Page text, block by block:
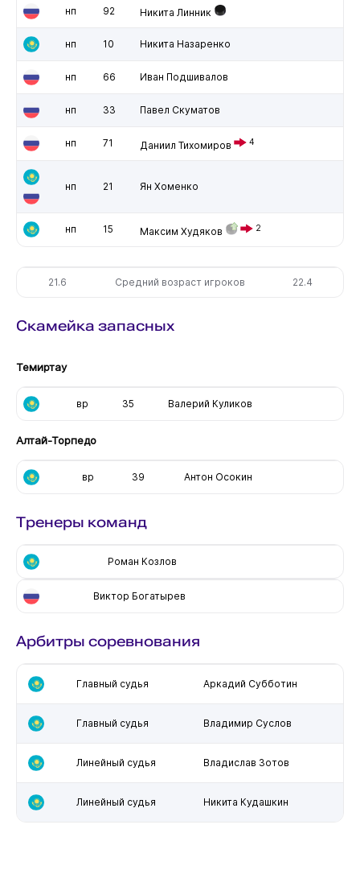
нп 92 Никита Линник
нп 10 Никита Назаренко
нп 66 Иван Подшивалов
нп 33 Павел Скуматов
нп 71 Даниил Тихомиров 4
нп 21 Ян Хоменко
нп 15 Максим Худяков 2
21.6 Средний возраст игроков 22.4
Скамейка запасных
Темиртау
вр 35 Валерий Куликов
Алтай-Торпедо
вр 39 Антон Осокин
Тренеры команд
Роман Козлов
Виктор Богатырев
Арбитры соревнования
Главный судья Аркадий Субботин
Главный судья Владимир Суслов
Линейный судья Владислав Зотов
Линейный судья Никита Кудашкин